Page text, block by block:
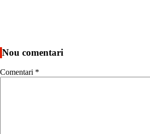
Nou comentari
Comentari *